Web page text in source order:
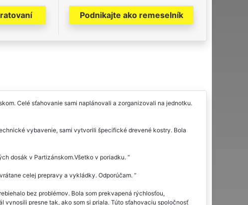
Podnikajte ako remeselník
Celé sťahovanie sami naplánovali a zorganizovali na jednotku.
vybavenie, sami vytvorili špecifické drevené kostry. Bola
dosák v Partizánskom.Všetko v poriadku.
celej prepravy a vykládky. Odporúčam.
bez problémov. Bola som prekvapená rýchlosťou,
vynosili presne tak, ako som si priala. Túto sťahovaciu spoločnosť